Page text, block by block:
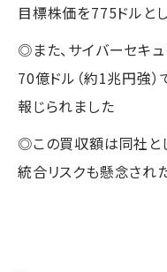
目標株価を775ドルと
◎また、サイバーセキ
70億ドル（約1兆円強
報じられました
◎この買収額は同社と
統合リスクも懸念され